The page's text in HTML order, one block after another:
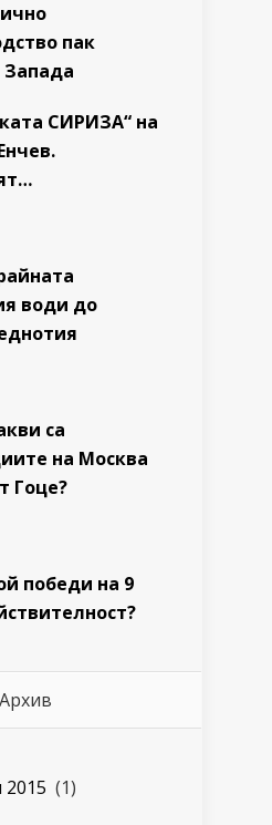
пак
СИРИЗА“ на
води до
са
на Москва
Гоце?
победи на 9
Архив
(1)